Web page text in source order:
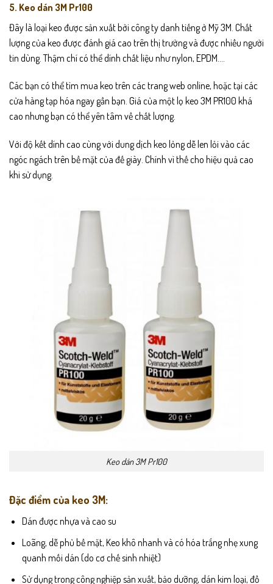
5. Keo dán 3M Pr100
Đây là loại keo được sản xuất bởi công ty danh tiếng ở Mỹ 3M. Chất
lượng của keo được đánh giá cao trên thị trường và được nhiều người
tin dùng. Thậm chí có thể dính chất liệu như nylon, EPDM….
Các bạn có thể tìm mua keo trên các trang web online, hoặc tại các
cửa hàng tạp hóa ngay gần bạn. Giá của một lọ keo 3M PR100 khá
cao nhưng bạn có thể yên tâm về chất lượng.
Với độ kết dính cao cùng với dung dịch keo lỏng dễ len lỏi vào các
ngóc ngách trên bề mặt của đế giày. Chính vì thế cho hiệu quả cao
khi sử dụng.
Keo dán 3M Pr100
Đặc điểm của keo 3M:
Dán được nhựa và cao su
Loãng, dễ phủ bề mặt, Keo khô nhanh và có hóa trắng nhẹ xung
quanh mối dán (do cơ chế sinh nhiệt)
Sử dụng trong công nghiệp sản xuất, bảo dưỡng, dán kim loại, đồ